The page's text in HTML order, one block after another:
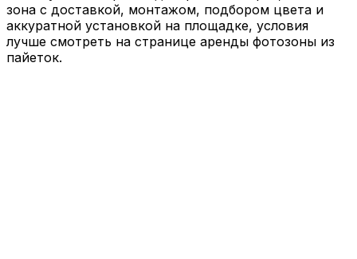
зона с доставкой, монтажом, подбором цвета и
аккуратной установкой на площадке, условия
лучше смотреть на странице аренды фотозоны из
пайеток.